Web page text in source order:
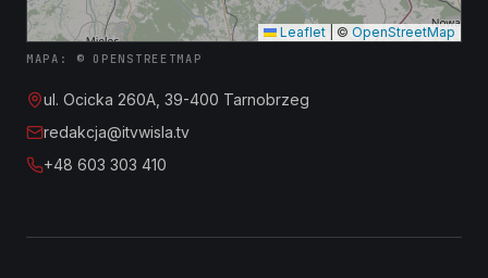
Leaflet © OpenStreetMap
MAPA: © OPENSTREETMAP
ul. Ocicka 260A, 39-400 Tarnobrzeg
redakcja@itvwisla.tv
+48 603 303 410